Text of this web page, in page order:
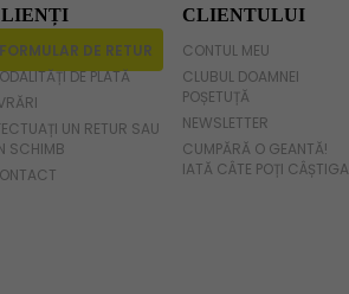
FORMULAR DE RETUR
DE PLATĂ
UN RETUR SAU
SCHIMB
CLIENTULUI
CONTUL MEU
CLUBUL DOAMNEI
POȘETUȚĂ
NEWSLETTER
CUMPĂRĂ O GEANTĂ!
IATĂ CÂTE POȚI CÂȘTIGA